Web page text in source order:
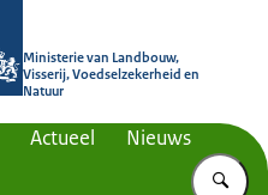
Ministerie van Landbouw,
Visserij, Voedselzekerheid en
Natuur
Actueel Nieuws